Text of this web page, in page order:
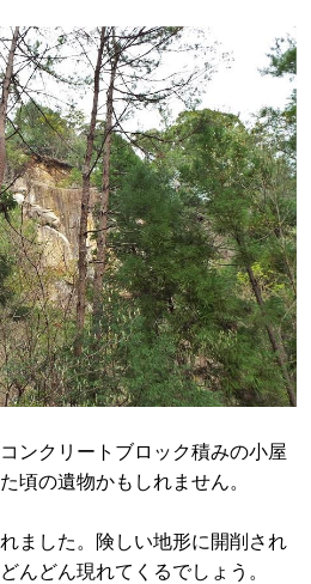
ンクリートブロック積みの小屋
頃の遺物かもしれません。
ました。険しい地形に開削され
んどん現れてくるでしょう。